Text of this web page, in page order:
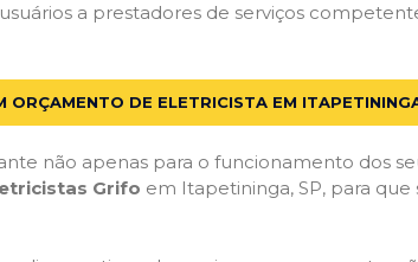
a prestadores de serviços
ORÇAMENTO DE ELETRICISTA EM
não apenas para o funcionamento dos
Grifo em Itapetininga, SP, para